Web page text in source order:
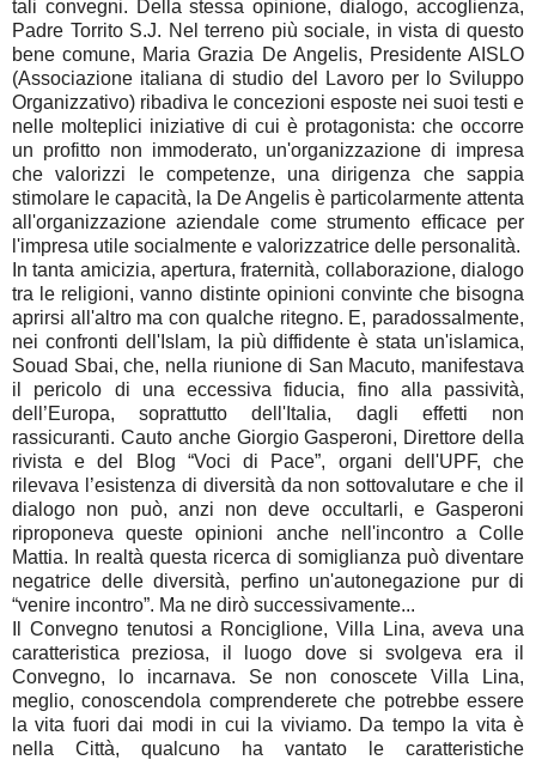
tali convegni. Della stessa opinione, dialogo, accoglienza,
Padre Torrito S.J. Nel terreno più sociale, in vista di questo
bene comune, Maria Grazia De Angelis, Presidente AISLO
(Associazione italiana di studio del Lavoro per lo Sviluppo
Organizzativo) ribadiva le concezioni esposte nei suoi testi e
nelle molteplici iniziative di cui è protagonista: che occorre
un profitto non immoderato, un'organizzazione di impresa
che valorizzi le competenze, una dirigenza che sappia
stimolare le capacità, la De Angelis è particolarmente attenta
all'organizzazione aziendale come strumento efficace per
l'impresa utile socialmente e valorizzatrice delle personalità.
In tanta amicizia, apertura, fraternità, collaborazione, dialogo
tra le religioni, vanno distinte opinioni convinte che bisogna
aprirsi all'altro ma con qualche ritegno. E, paradossalmente,
nei confronti dell'Islam, la più diffidente è stata un'islamica,
Souad Sbai, che, nella riunione di San Macuto, manifestava
il pericolo di una eccessiva fiducia, fino alla passività,
dell’Europa, soprattutto dell'Italia, dagli effetti non
rassicuranti. Cauto anche Giorgio Gasperoni, Direttore della
rivista e del Blog “Voci di Pace”, organi dell'UPF, che
rilevava l’esistenza di diversità da non sottovalutare e che il
dialogo non può, anzi non deve occultarli, e Gasperoni
riproponeva queste opinioni anche nell'incontro a Colle
Mattia. In realtà questa ricerca di somiglianza può diventare
negatrice delle diversità, perfino un'autonegazione pur di
“venire incontro”. Ma ne dirò successivamente...
Il Convegno tenutosi a Ronciglione, Villa Lina, aveva una
caratteristica preziosa, il luogo dove si svolgeva era il
Convegno, lo incarnava. Se non conoscete Villa Lina,
meglio, conoscendola comprenderete che potrebbe essere
la vita fuori dai modi in cui la viviamo. Da tempo la vita è
nella Città, qualcuno ha vantato le caratteristiche